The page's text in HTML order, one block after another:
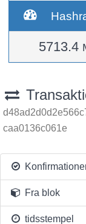
5713.4
caa0136c061e
Fra blok
tidsstempel